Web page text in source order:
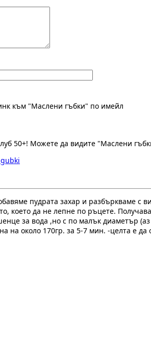
към "Маслени гъбки" по имейл
50+! Можете да видите "Маслени
пудрата захар и разбъркваме с
да не лепне по ръцете.
за вода ,но с по малък диаметър
на около 170гр. за 5-7 мин. -целта е